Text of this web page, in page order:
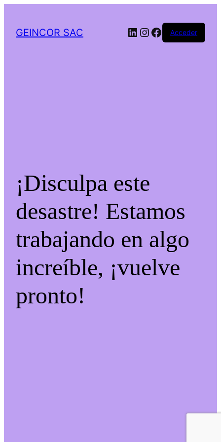
GEINCOR SAC LinkedIn
Instagram
Facebook
Acceder
¡Disculpa este
desastre! Estamos
trabajando en algo
increíble, ¡vuelve
pronto!